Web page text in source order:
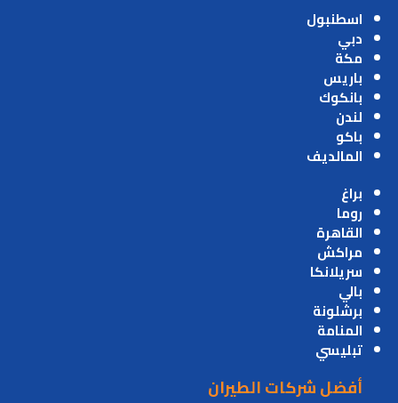
اسطنبول
دبي
مكة
باريس
بانكوك
لندن
باكو
المالديف
براغ
روما
القاهرة
مراكش
سريلانكا
بالي
برشلونة
المنامة
تبليسي
أفضل شركات الطيران